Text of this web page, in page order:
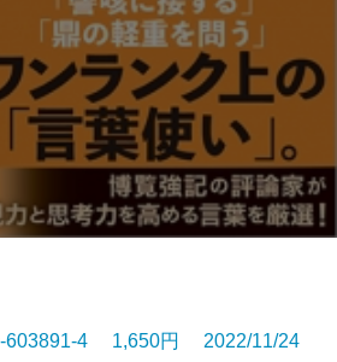
603891-4 1,650円 2022/11/24